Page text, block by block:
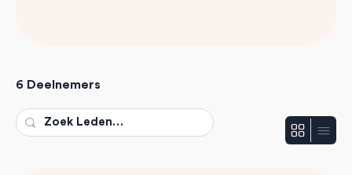
6 Deelnemers
Zoek
Leden…